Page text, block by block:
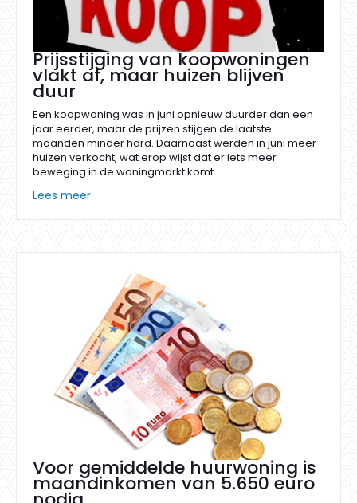
Prijsstijging van koopwoningen
vlakt af, maar huizen blijven
duur
Een koopwoning was in juni opnieuw duurder dan een
jaar eerder, maar de prijzen stijgen de laatste
maanden minder hard. Daarnaast werden in juni meer
huizen verkocht, wat erop wijst dat er iets meer
beweging in de woningmarkt komt.
Lees meer
Voor gemiddelde huurwoning is
maandinkomen van 5.650 euro